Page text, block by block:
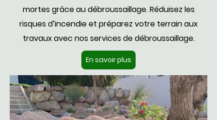
mortes grâce au débroussaillage. Réduisez les
risques d’incendie et préparez votre terrain aux
travaux avec nos services de débroussaillage.
En savoir plus